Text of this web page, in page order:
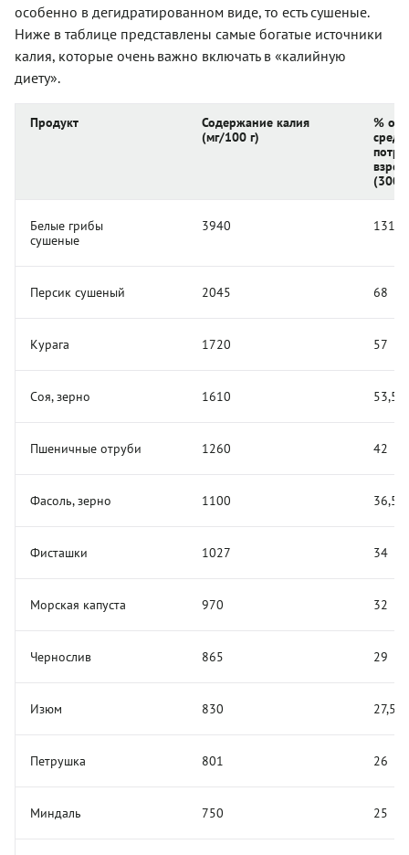
особенно в дегидратированном виде, то есть сушеные.
Ниже в таблице представлены самые богатые источники
калия, которые очень важно включать в «калийную
диету».
Продукт
Содержание калия
(мг/100 г)
% от
Белые грибы
сушеные
3940 131
Персик сушеный 2045 68
Курага 1720 57
Соя, зерно 1610 53,5
Пшеничные отруби 1260 42
Фасоль, зерно 1100 36,5
Фисташки 1027 34
Морская капуста 970 32
Чернослив 865 29
Изюм 830 27,5
Петрушка 801 26
Миндаль 750 25